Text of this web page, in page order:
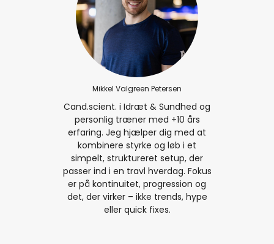
Mikkel Valgreen Petersen
Cand.scient. i Idræt & Sundhed og
personlig træner med +10 års
erfaring. Jeg hjælper dig med at
kombinere styrke og løb i et
simpelt, struktureret setup, der
passer ind i en travl hverdag. Fokus
er på kontinuitet, progression og
det, der virker – ikke trends, hype
eller quick fixes.